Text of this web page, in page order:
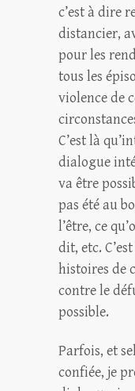
c’est à dire
distancier,
pour les
tous les
violence de
C’est là
dialogue
va être
pas été au
l’être, ce
dit, etc.
histoires de
contre le
possible.
Parfois, et
confiée, je